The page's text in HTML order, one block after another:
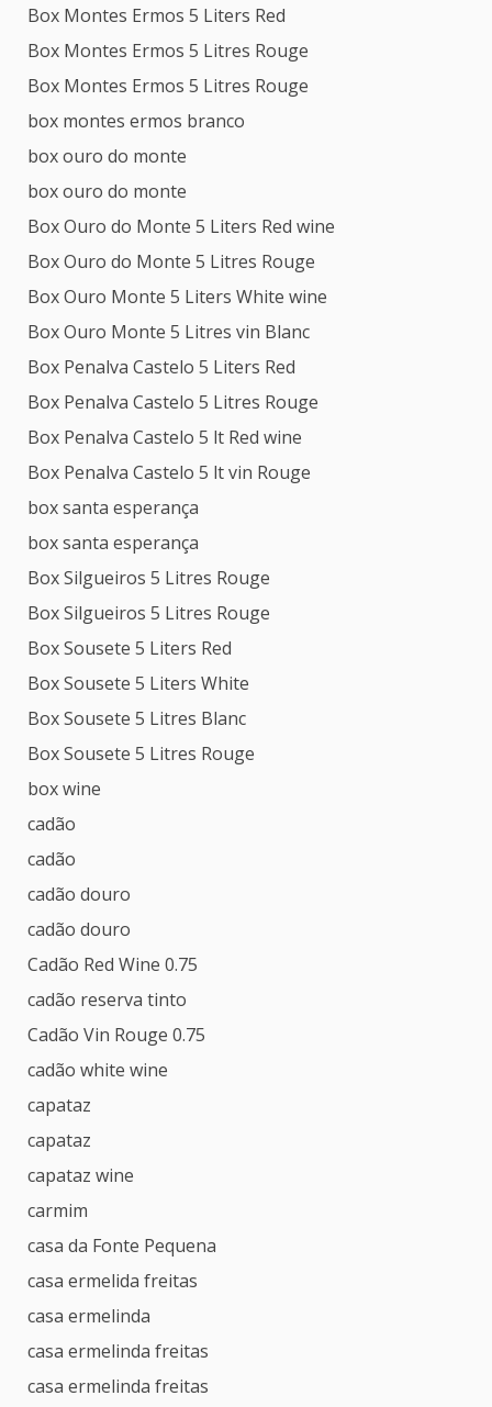
Box Montes Ermos 5 Liters Red
Box Montes Ermos 5 Litres Rouge
Box Montes Ermos 5 Litres Rouge
box montes ermos branco
box ouro do monte
box ouro do monte
Box Ouro do Monte 5 Liters Red wine
Box Ouro do Monte 5 Litres Rouge
Box Ouro Monte 5 Liters White wine
Box Ouro Monte 5 Litres vin Blanc
Box Penalva Castelo 5 Liters Red
Box Penalva Castelo 5 Litres Rouge
Box Penalva Castelo 5 lt Red wine
Box Penalva Castelo 5 lt vin Rouge
box santa esperança
box santa esperança
Box Silgueiros 5 Litres Rouge
Box Silgueiros 5 Litres Rouge
Box Sousete 5 Liters Red
Box Sousete 5 Liters White
Box Sousete 5 Litres Blanc
Box Sousete 5 Litres Rouge
box wine
cadão
cadão
cadão douro
cadão douro
Cadão Red Wine 0.75
cadão reserva tinto
Cadão Vin Rouge 0.75
cadão white wine
capataz
capataz
capataz wine
carmim
casa da Fonte Pequena
casa ermelida freitas
casa ermelinda
casa ermelinda freitas
casa ermelinda freitas